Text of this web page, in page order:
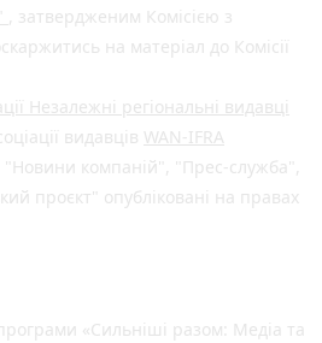
, затвердженим Комісією з
на матеріал до Комісії
Незалежні регіональні видавці
видавців WAN-IFRA
компаній", "Прес-служба",
проєкт" опубліковані на правах
«Сильніші разом: Медіа та